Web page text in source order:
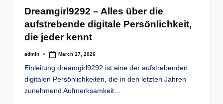
in
Dreamgirl9292 – Alles über die
aufstrebende digitale Persönlichkeit,
die jeder kennt
Posted
admin March 17, 2026
Einleitung dreamgirl9292 ist eine der aufstrebenden
digitalen Persönlichkeiten, die in den letzten Jahren
zunehmend Aufmerksamkeit…